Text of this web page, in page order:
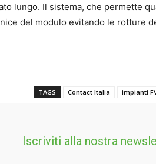
lungo. Il sistema, che permette
del modulo evitando le rotture
TAGS Contact Italia impianti
Iscriviti alla nostra